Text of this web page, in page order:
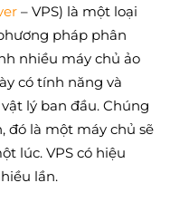
– VPS) là một loại
pháp phân
nhiều máy chủ ảo
có tính năng và
lý ban đầu. Chúng
đó là một máy chủ sẽ
lúc. VPS có hiệu
lần.